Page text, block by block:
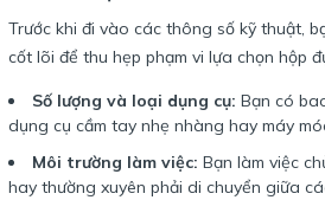
Trước khi đi vào các thông số kỹ thuật,
cốt lõi để thu hẹp phạm vi lựa chọn hộp
Số lượng và loại dụng cụ: Bạn có
dụng cụ cầm tay nhẹ nhàng hay máy
Môi trường làm việc: Bạn làm việc
hay thường xuyên phải di chuyển giữa